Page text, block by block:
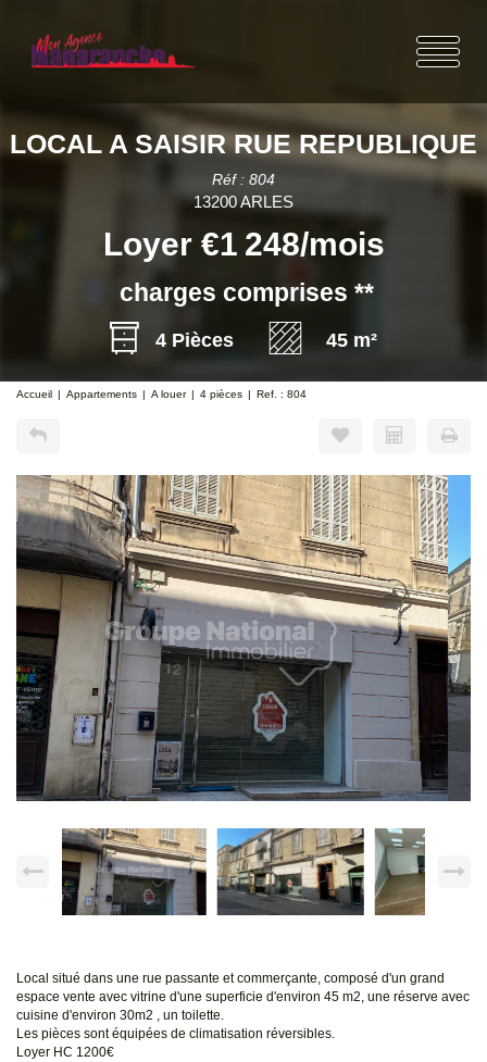
LOCAL A SAISIR RUE REPUBLIQUE
Réf : 804
13200 ARLES
Loyer €1 248/mois
charges comprises **
4 Pièces 45 m²
Accueil Appartements A louer 4 pièces Ref. : 804
Local situé dans une rue passante et commerçante, composé d'un grand
espace vente avec vitrine d'une superficie d'environ 45 m2, une réserve avec
cuisine d'environ 30m2 , un toilette.
Les pièces sont équipées de climatisation réversibles.
Loyer HC 1200€